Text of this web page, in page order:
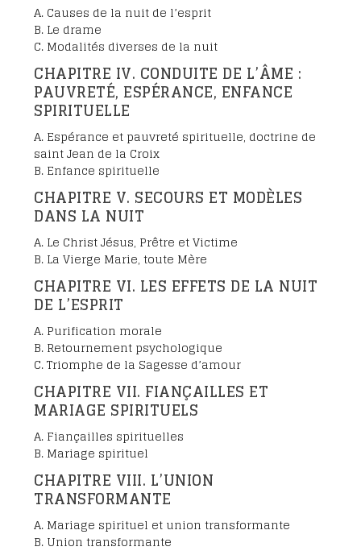
A. Causes de la nuit de l’esprit
B. Le drame
C. Modalités diverses de la nuit
CHAPITRE IV. CONDUITE DE L’ÂME :
PAUVRETÉ, ESPÉRANCE, ENFANCE
SPIRITUELLE
A. Espérance et pauvreté spirituelle, doctrine de
saint Jean de la Croix
B. Enfance spirituelle
CHAPITRE V. SECOURS ET MODÈLES
DANS LA NUIT
A. Le Christ Jésus, Prêtre et Victime
B. La Vierge Marie, toute Mère
CHAPITRE VI. LES EFFETS DE LA NUIT
DE L’ESPRIT
A. Purification morale
B. Retournement psychologique
C. Triomphe de la Sagesse d’amour
CHAPITRE VII. FIANÇAILLES ET
MARIAGE SPIRITUELS
A. Fiançailles spirituelles
B. Mariage spirituel
CHAPITRE VIII. L’UNION
TRANSFORMANTE
A. Mariage spirituel et union transformante
B. Union transformante